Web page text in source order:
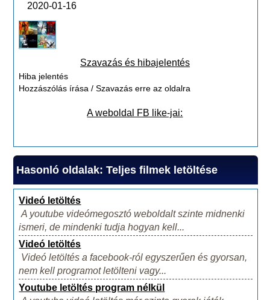
2020-01-16
Szavazás és hibajelentés
Hiba jelentés
Hozzászólás írása / Szavazás erre az oldalra
A weboldal FB like-jai:
Hasonló oldalak: Teljes filmek letöltése
Videó letöltés
A youtube videómegosztó weboldalt szinte midnenki
ismeri, de mindenki tudja hogyan kell...
Videó letöltés
Videó letöltés a facebook-ról egyszerűen és gyorsan,
nem kell programot letölteni vagy...
Youtube letöltés program nélkül